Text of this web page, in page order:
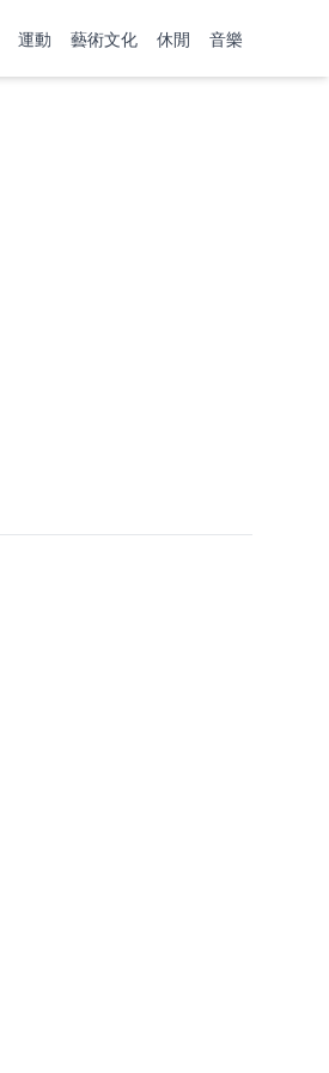
運動 藝術文化 休閒 音樂